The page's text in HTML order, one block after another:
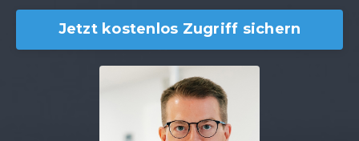
Jetzt kostenlos Zugriff sichern